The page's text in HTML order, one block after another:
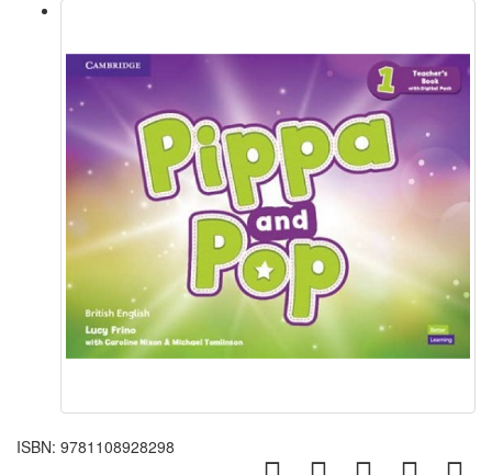
ISBN: 9781108928298